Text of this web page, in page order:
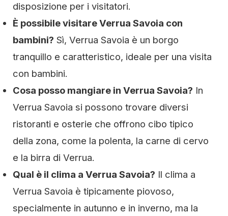
disposizione per i visitatori.
È possibile visitare Verrua Savoia con
bambini? Sì, Verrua Savoia è un borgo
tranquillo e caratteristico, ideale per una visita
con bambini.
Cosa posso mangiare in Verrua Savoia? In
Verrua Savoia si possono trovare diversi
ristoranti e osterie che offrono cibo tipico
della zona, come la polenta, la carne di cervo
e la birra di Verrua.
Qual è il clima a Verrua Savoia? Il clima a
Verrua Savoia è tipicamente piovoso,
specialmente in autunno e in inverno, ma la